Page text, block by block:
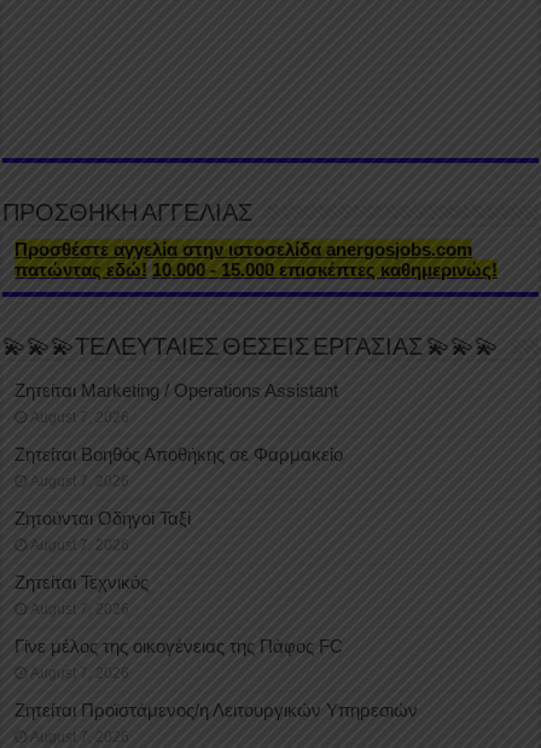
ΠΡΟΣΘΗΚΗ ΑΓΓΕΛΙΑΣ
Προσθέστε αγγελία στην ιστοσελίδα anergosjobs.com
πατώντας εδώ! 10.000 - 15.000 επισκέπτες καθημερινώς!
💫💫💫ΤΕΛΕΥΤΑΙΕΣ ΘΕΣΕΙΣ ΕΡΓΑΣΙΑΣ 💫💫💫
Ζητείται Marketing / Operations Assistant
August 7, 2026
Ζητείται Βοηθός Αποθήκης σε Φαρμακείο
August 7, 2026
Ζητούνται Οδηγοί Ταξί
August 7, 2026
Ζητείται Τεχνικός
August 7, 2026
Γίνε μέλος της οικογένειας της Πάφος FC
August 7, 2026
Ζητείται Προϊστάμενος/η Λειτουργικών Υπηρεσιών
August 7, 2026